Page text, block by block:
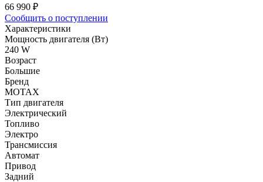
66 990 ₽
Сообщить о поступлении
Характеристики
Мощность двигателя (Вт)
240 W
Возраст
Большие
Бренд
MOTAX
Тип двигателя
Электрический
Топливо
Электро
Трансмиссия
Автомат
Привод
Задний